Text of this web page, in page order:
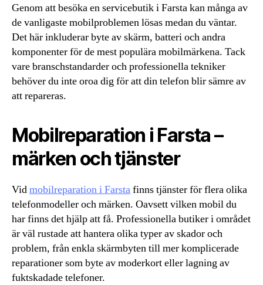
Genom att besöka en servicebutik i Farsta kan många av
de vanligaste mobilproblemen lösas medan du väntar.
Det här inkluderar byte av skärm, batteri och andra
komponenter för de mest populära mobilmärkena. Tack
vare branschstandarder och professionella tekniker
behöver du inte oroa dig för att din telefon blir sämre av
att repareras.
Mobilreparation i Farsta –
märken och tjänster
Vidmobilreparation i Farstafinns tjänster för flera olika
telefonmodeller och märken. Oavsett vilken mobil du
har finns det hjälp att få. Professionella butiker i området
är väl rustade att hantera olika typer av skador och
problem, från enkla skärmbyten till mer komplicerade
reparationer som byte av moderkort eller lagning av
fuktskadade telefoner.